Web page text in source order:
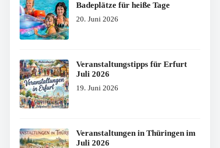
Badeplätze für heiße Tage
20. Juni 2026
Veranstaltungstipps für Erfurt
Juli 2026
19. Juni 2026
Veranstaltungen in Thüringen im
Juli 2026